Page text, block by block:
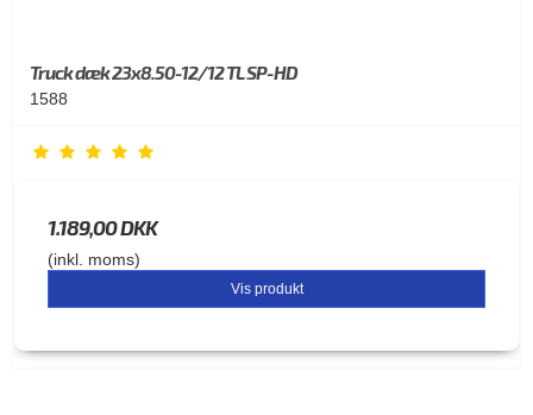
Truck dæk 23x8.50-12/12 TL SP-HD
1588
1.189,00 DKK
(inkl. moms)
Vis produkt